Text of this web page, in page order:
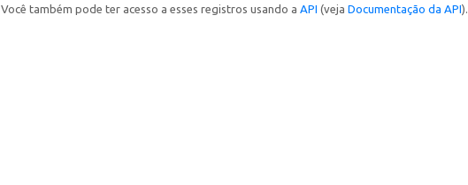
Você também pode ter acesso a esses registros usando a API (veja Documentação da API).